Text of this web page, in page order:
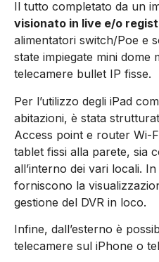
Il tutto completato da un
visionato in live e/o
alimentatori switch/Poe e
state impiegate mini
telecamere bullet IP fisse.
Per l’utilizzo degli iPad
abitazioni, è stata
Access point e router Wi-
tablet fissi alla parete, sia
all’interno dei vari locali.
forniscono la
gestione del DVR in loco.
Infine, dall’esterno è
telecamere sul iPhone o